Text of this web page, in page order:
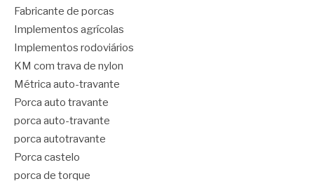
Fabricante de porcas
Implementos agrícolas
Implementos rodoviários
KM com trava de nylon
Métrica auto-travante
Porca auto travante
porca auto-travante
porca autotravante
Porca castelo
porca de torque